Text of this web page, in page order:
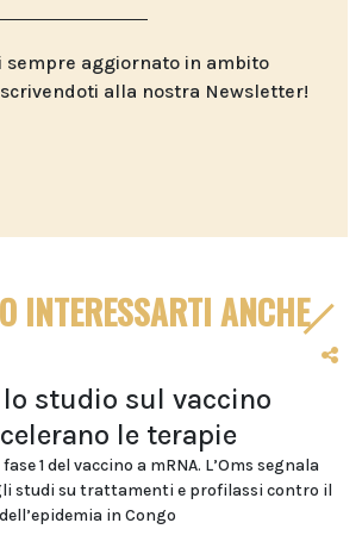
sempre aggiornato in ambito
alla nostra Newsletter!
INTERESSARTI ANCHE
lo studio sul vaccino
le terapie
1 del vaccino a mRNA. L’Oms segnala
studi su trattamenti e profilassi contro il
in Congo